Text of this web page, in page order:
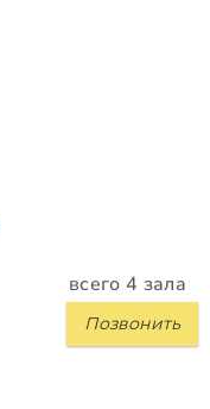
всего 4 зала
Позвонить